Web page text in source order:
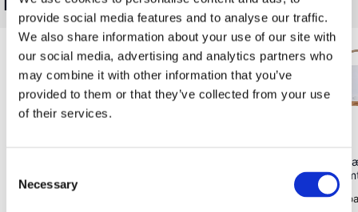
provide social media features and to analyse our traffic.
We also share information about your use of our site with
our social media, advertising and analytics partners who
may combine it with other information that you’ve
provided to them or that they’ve collected from your use
of their services.
Selection
Necessary
High Lumen Jade,
campinglampe,
Varmt